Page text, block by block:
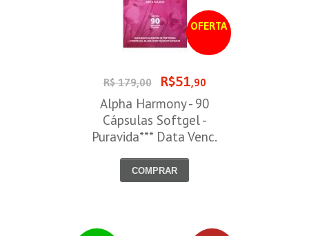
OFERTA
R$ 179,00 R$51,90
Alpha Harmony - 90
Cápsulas Softgel -
Puravida*** Data Venc.
COMPRAR